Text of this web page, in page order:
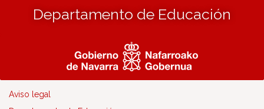
Departamento de Educación
Aviso legal